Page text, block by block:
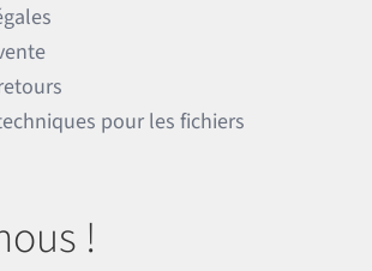
pour les fichiers
!